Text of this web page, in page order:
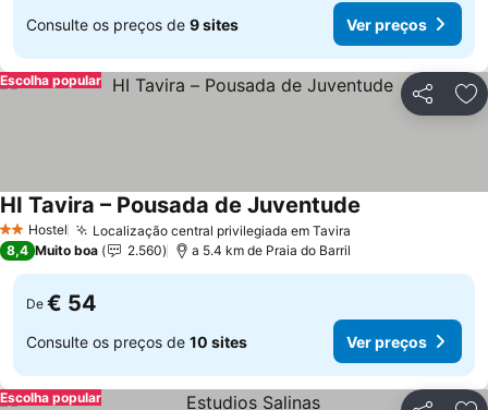
Consulte os preços de 9 sites Ver preços
Partilhar
Escolha popular
2 Estrelas
Hostel Localização central privilegiada em Tavira
HI Tavira – Pousada de Juventude
8,4 Muito boa 2.560 a 5.4 km de Praia do Barril
De € 54
Consulte os preços de 10 sites Ver preços
Escolha popular